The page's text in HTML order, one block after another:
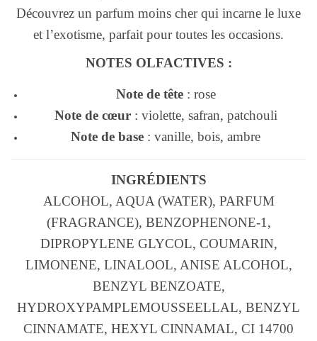
Découvrez un parfum moins cher qui incarne le luxe
et l’exotisme, parfait pour toutes les occasions.
NOTES OLFACTIVES :
Note de tête: rose
Note de cœur: violette, safran, patchouli
Note de base : vanille, bois, ambre
INGRÉDIENTS
ALCOHOL, AQUA (WATER), PARFUM
(FRAGRANCE), BENZOPHENONE-1,
DIPROPYLENE GLYCOL, COUMARIN,
LIMONENE, LINALOOL, ANISE ALCOHOL,
BENZYL BENZOATE,
HYDROXYPAMPLEMOUSSEELLAL, BENZYL
CINNAMATE, HEXYL CINNAMAL, CI 14700